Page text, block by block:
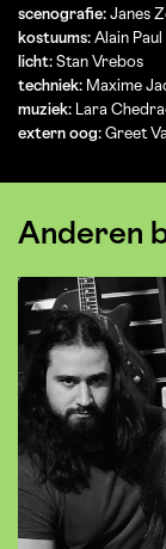
scenografie: Janes
kostuums: Alain Paul
licht: Stan Vrebos
techniek: Maxime
muziek: Lara
extern oog: Greet
Anderen